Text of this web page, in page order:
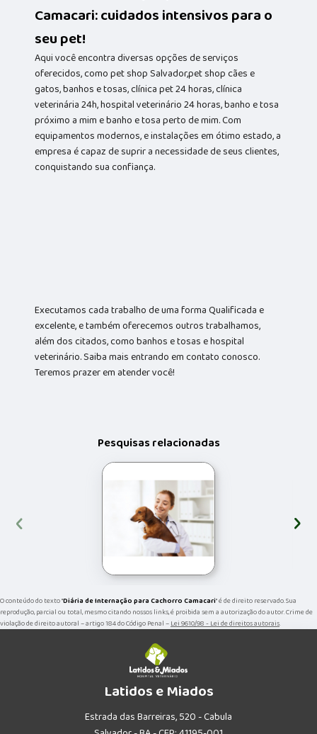
Camacari: cuidados intensivos para o
seu pet!
Aqui você encontra diversas opções de serviços
oferecidos, como pet shop Salvador,pet shop cães e
gatos, banhos e tosas, clínica pet 24 horas, clínica
veterinária 24h, hospital veterinário 24 horas, banho e tosa
próximo a mim e banho e tosa perto de mim. Com
equipamentos modernos, e instalações em ótimo estado, a
empresa é capaz de suprir a necessidade de seus clientes,
conquistando sua confiança.
Executamos cada trabalho de uma forma Qualificada e
excelente, e também oferecemos outros trabalhamos,
além dos citados, como banhos e tosas e hospital
veterinário. Saiba mais entrando em contato conosco.
Teremos prazer em atender você!
Pesquisas relacionadas
‹ ›
O conteúdo do texto "Diária de Internação para Cachorro Camacari" é de direito reservado. Sua
reprodução, parcial ou total, mesmo citando nossos links, é proibida sem a autorização do autor. Crime de
violação de direito autoral – artigo 184 do Código Penal –Lei 9610/98 - Lei de direitos autorais.
Latidos e Miados
Estrada das Barreiras, 520 - Cabula